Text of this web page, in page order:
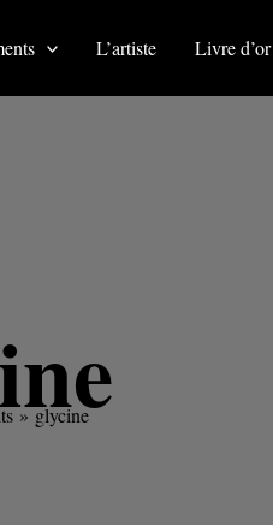
L’artiste Livre d’or
glycine